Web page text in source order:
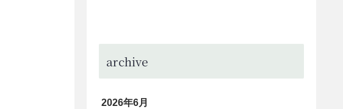
archive
2026年6月